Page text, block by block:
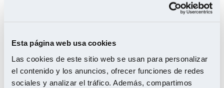
Esta página web usa cookies
Las cookies de este sitio web se usan para personalizar
el contenido y los anuncios, ofrecer funciones de redes
sociales y analizar el tráfico. Además, compartimos
octubre 2024
septiembre 2024
agosto 2024
julio 2024
junio 2024
mayo 2024